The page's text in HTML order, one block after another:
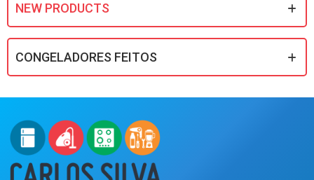
NEW PRODUCTS
CONGELADORES FEITOS